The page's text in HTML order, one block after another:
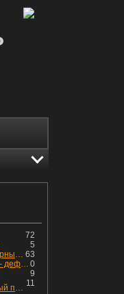
72
5
63
Почему стратегия Евгения Черных приведет вас к убыткам в 2026 году
0
Инфляция в начале августа — дефляция из-за топлива и плодоовощной корзины, но услуги продолжают дорожать, а рубль начал ослабевать.
9
11
⛽️Евротранс в руинах. Грустный пост😶😞 Что изменилось в облигациях?